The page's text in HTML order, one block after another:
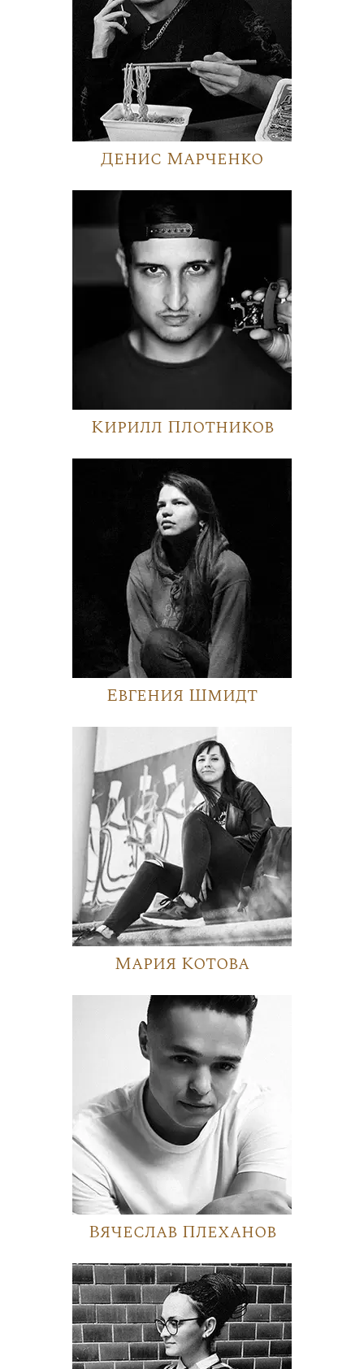
Денис Марченко
Кирилл Плотников
Евгения Шмидт
Мария Котова
Вячеслав Плеханов